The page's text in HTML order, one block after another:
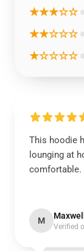
★★★☆☆
★★☆☆☆
★☆☆☆☆
This hoodie
lounging at
comfortable.
M Maxwell
Verified